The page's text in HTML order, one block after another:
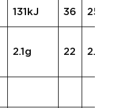
131kJ 36 254kJ
2.1g 22 2.5g